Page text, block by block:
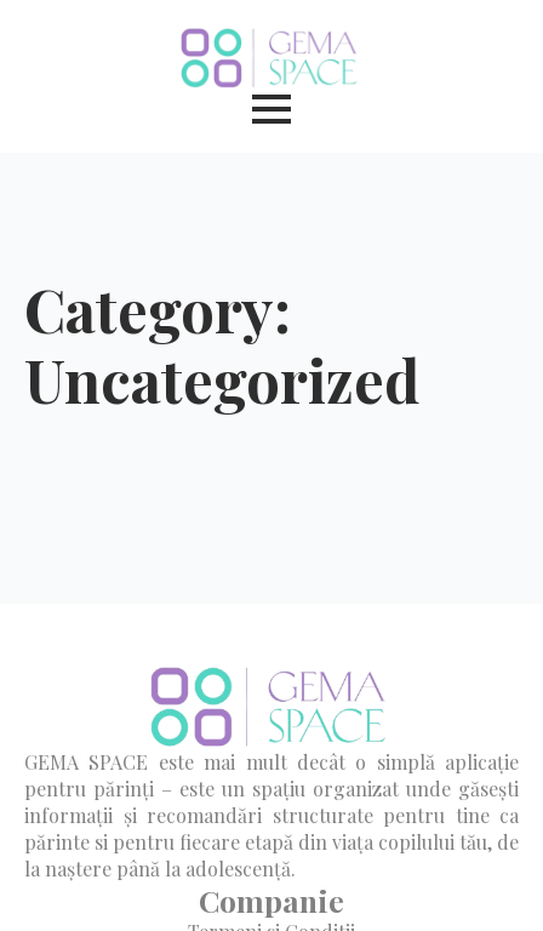
Category:
Uncategorized
GEMA SPACE este mai mult decât o simplă aplicație
pentru părinți – este un spațiu organizat unde găsești
informații și recomandări structurate pentru tine ca
părinte si pentru fiecare etapă din viața copilului tău, de
la naștere până la adolescență.
Companie